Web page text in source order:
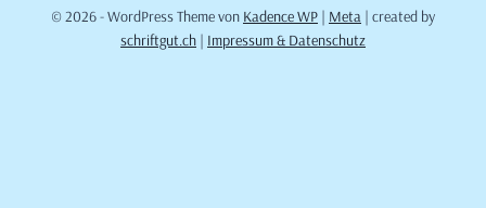
© 2026 - WordPress Theme von Kadence WP | Meta | created by
schriftgut.ch | Impressum & Datenschutz